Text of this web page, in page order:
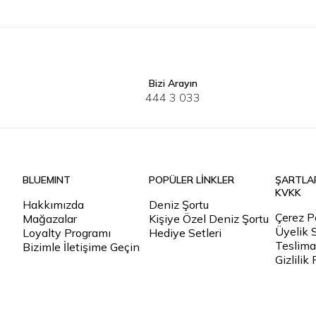
2XL 3XL
Bizi Arayın
444 3 033
BLUEMINT
Hakkımızda
Mağazalar
Loyalty Programı
Bizimle İletişime Geçin
POPÜLER LİNKLER
Deniz Şortu
Kişiye Özel Deniz Şortu
Hediye Setleri
KVKK
Çerez
Üyelik
Gizlilik